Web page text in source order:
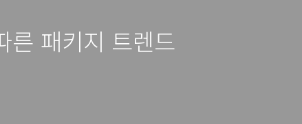
른 패키지 트렌드